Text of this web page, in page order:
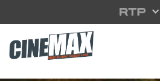
Saltar para o conteúdo principal